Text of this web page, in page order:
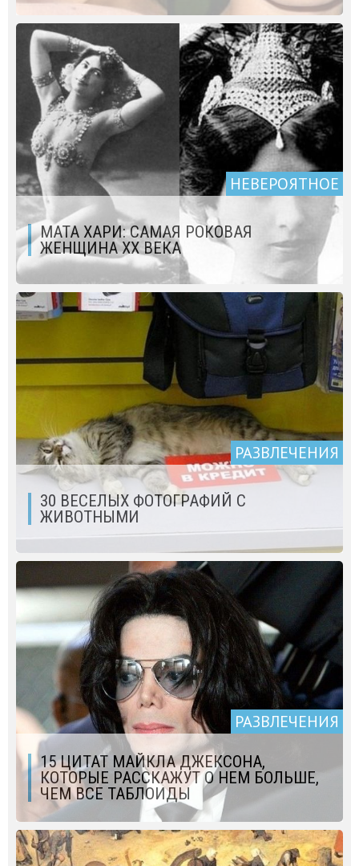
НЕВЕРОЯТНОЕ
МАТА ХАРИ: САМАЯ РОКОВАЯ
ЖЕНЩИНА XX ВЕКА
РАЗВЛЕЧЕНИЯ
30 ВЕСЕЛЫХ ФОТОГРАФИЙ С
ЖИВОТНЫМИ
РАЗВЛЕЧЕНИЯ
15 ЦИТАТ МАЙКЛА ДЖЕКСОНА,
КОТОРЫЕ РАССКАЖУТ О НЕМ БОЛЬШЕ,
ЧЕМ ВСЕ ТАБЛОИДЫ